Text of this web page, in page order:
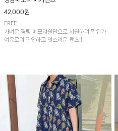
42,000원
FREE
가벼운 경량 메모리원단으로 시원하며 밑위가
여유로워 편안하고 멋스러운 팬츠!!